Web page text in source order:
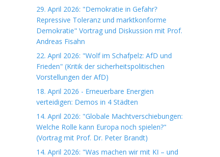
29. April 2026: "Demokratie in Gefahr?
Repressive Toleranz und marktkonforme
Demokratie" Vortrag und Diskussion mit Prof.
Andreas Fisahn
22. April 2026: "Wolf im Schafpelz: AfD und
Frieden" (Kritik der sicherheitspolitischen
Vorstellungen der AfD)
18. April 2026 - Erneuerbare Energien
verteidigen: Demos in 4 Städten
14. April 2026: "Globale Machtverschiebungen:
Welche Rolle kann Europa noch spielen?"
(Vortrag mit Prof. Dr. Peter Brandt)
14. April 2026: "Was machen wir mit KI – und